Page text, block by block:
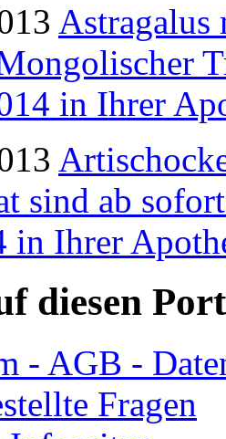
Astragalus
in Ihrer
sind ab
in Ihrer
diesen
- AGB -
Fragen